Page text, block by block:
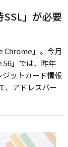
」が必要
Chrome」。今月
56」では、昨年
ットカード情報
、アドレスバー